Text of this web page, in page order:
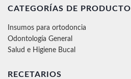
CATEGORÍAS DE PRODUCTO
Insumos para ortodoncia
Odontología General
Salud e Higiene Bucal
RECETARIOS